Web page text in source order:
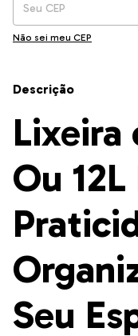
Não sei meu CEP
Descrição
Lixeira
Ou
Seu